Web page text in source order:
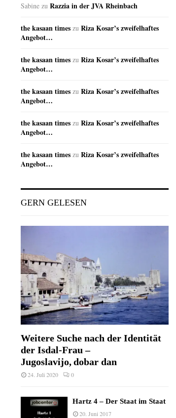
Sabine zu Razzia in der JVA Rheinbach
the kasaan times zu Riza Kosar’s zweifelhaftes
Angebot…
the kasaan times zu Riza Kosar’s zweifelhaftes
Angebot…
the kasaan times zu Riza Kosar’s zweifelhaftes
Angebot…
the kasaan times zu Riza Kosar’s zweifelhaftes
Angebot…
the kasaan times zu Riza Kosar’s zweifelhaftes
Angebot…
GERN GELESEN
Weitere Suche nach der Identität
der Isdal-Frau –
Jugoslavijo, dobar dan
24. Juli 2020 0
Hartz 4 – Der Staat im Staat
20. Juni 2017